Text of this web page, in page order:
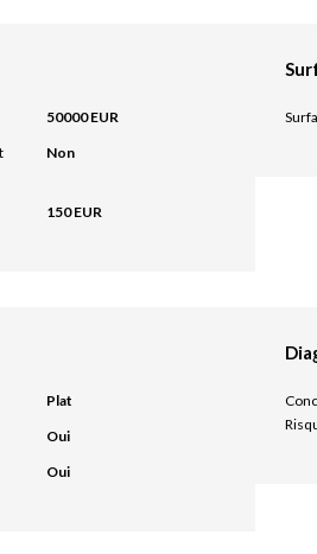
50000 EUR
Non
150 EUR
Plat
Oui
Oui